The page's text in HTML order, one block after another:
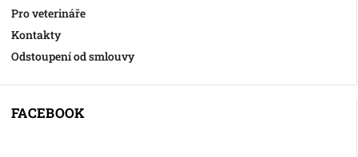
Pro veterináře
Kontakty
Odstoupení od smlouvy
FACEBOOK